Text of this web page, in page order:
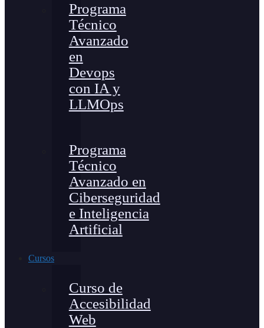
Programa
Técnico
Avanzado
en
Devops
con IA y
LLMOps
Programa
Técnico
Avanzado en
Ciberseguridad
e Inteligencia
Artificial
Cursos
Curso de
Accesibilidad
Web